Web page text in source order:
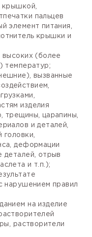
крышкой,
пальцев
элемент питания,
крышки и
высоких (более
температур;
вызванные
изделия
трещины, царапины,
и деталей,
головки,
деформации
деталей, отрыв
и т.п.);
нарушением правил
на изделие
растворители